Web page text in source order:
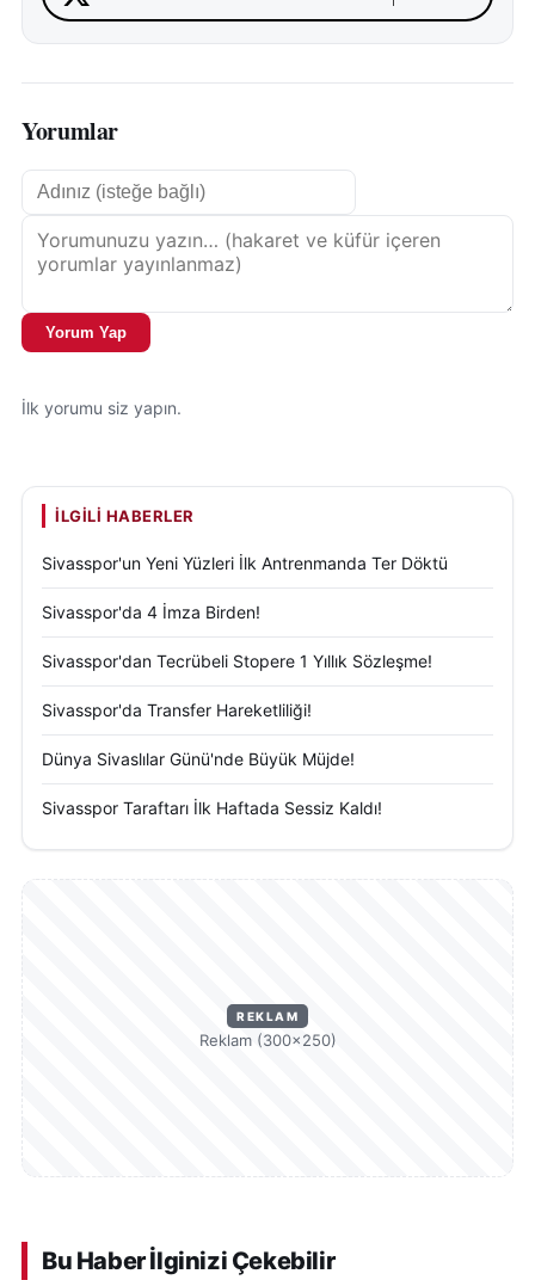
Yorumlar
Yorum Yap
İlk yorumu siz yapın.
İLGILI HABERLER
Sivasspor'un Yeni Yüzleri İlk Antrenmanda Ter Döktü
Sivasspor'da 4 İmza Birden!
Sivasspor'dan Tecrübeli Stopere 1 Yıllık Sözleşme!
Sivasspor'da Transfer Hareketliliği!
Dünya Sivaslılar Günü'nde Büyük Müjde!
Sivasspor Taraftarı İlk Haftada Sessiz Kaldı!
REKLAM
Reklam (300×250)
Bu Haber İlginizi Çekebilir